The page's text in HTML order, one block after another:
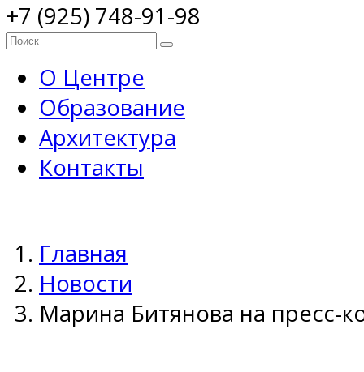
+7 (925) 748-91-98
О Центре
Образование
Архитектура
Контакты
Главная
Новости
Марина Битянова на пресс-